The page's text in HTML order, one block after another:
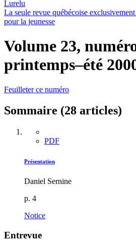
Lurelu
La seule revue québécoise
pour la jeunesse
Volume 23,
printemps–été
Feuilleter ce numéro
Sommaire (28 articles)
PDF
Présentation
Daniel Sernine
p. 4
Notice
Entrevue